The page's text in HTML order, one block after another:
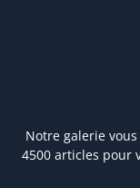
Notre galerie
4500 articles pour